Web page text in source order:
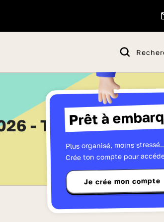
Prêt à
Plus organisé, moins
Crée ton compte pour
Je crée mon compte
- Tous les